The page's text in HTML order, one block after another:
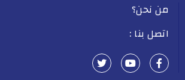
من نحن؟
اتصل بنا :